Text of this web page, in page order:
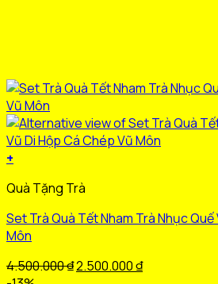
+
Quà Tặng Trà
Set Trà Quà Tết Nham Trà Nhục
Môn
4.500.000₫Giá
2.500.000₫Giá